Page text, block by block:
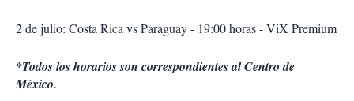
2 de julio: Costa Rica vs Paraguay - 19:00 horas - ViX Premium
*Todos los horarios son correspondientes al Centro de
México.